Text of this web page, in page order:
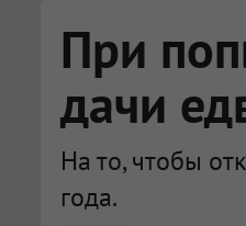
При
дачи
На то, чтобы
года.